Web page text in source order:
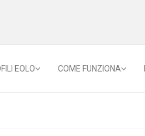
EOLO COME FUNZIONA